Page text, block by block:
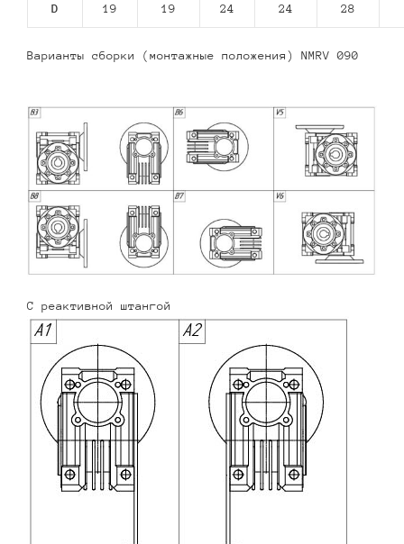
D 19 19 24 24 28
Варианты сборки (монтажные положения) NMRV 090
С реактивной штангой